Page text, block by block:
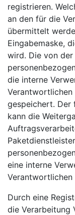
registrieren.
an den für die
übermittelt
Eingabemaske,
wird. Die von
die interne
Verantwortlichen
gespeichert. Der
kann die
eine interne
Verantwortlichen
Durch eine
die Verarbeitung